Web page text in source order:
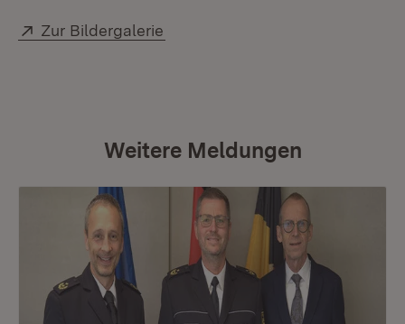
Extern:
Zur Bildergalerie
Weitere Meldungen